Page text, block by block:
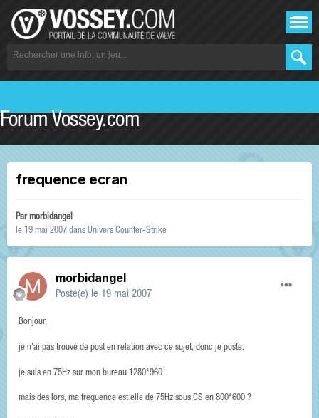
Forum Vossey.com
frequence ecran
Parmorbidangel
le 19 mai 2007 dans Univers Counter-Strike
morbidangel
Posté(e) le 19 mai 2007
Bonjour,
je n'ai pas trouvé de post en relation avec ce sujet, donc je poste.
je suis en 75Hz sur mon bureau 1280*960
mais des lors, ma frequence est elle de 75Hz sous CS en 800*600 ?